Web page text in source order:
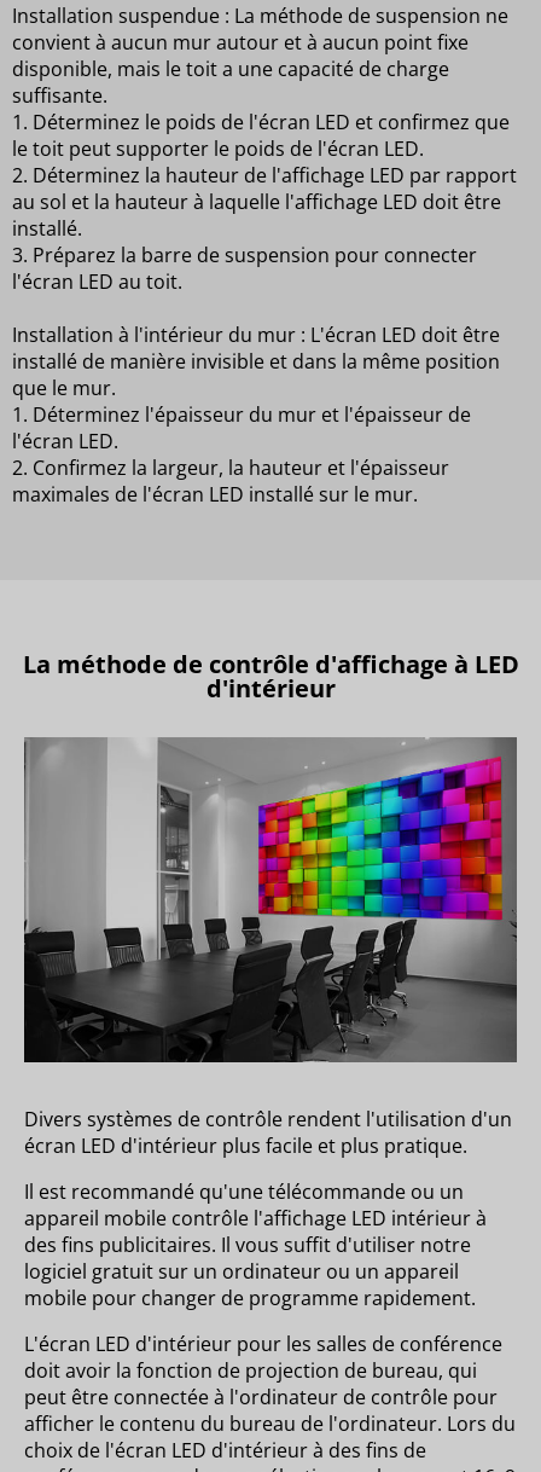
Installation suspendue : La méthode de suspension ne
convient à aucun mur autour et à aucun point fixe
disponible, mais le toit a une capacité de charge
suffisante.
1. Déterminez le poids de l'écran LED et confirmez que
le toit peut supporter le poids de l'écran LED.
2. Déterminez la hauteur de l'affichage LED par rapport
au sol et la hauteur à laquelle l'affichage LED doit être
installé.
3. Préparez la barre de suspension pour connecter
l'écran LED au toit.
Installation à l'intérieur du mur : L'écran LED doit être
installé de manière invisible et dans la même position
que le mur.
1. Déterminez l'épaisseur du mur et l'épaisseur de
l'écran LED.
2. Confirmez la largeur, la hauteur et l'épaisseur
maximales de l'écran LED installé sur le mur.
La méthode de contrôle d'affichage à LED
d'intérieur
Divers systèmes de contrôle rendent l'utilisation d'un
écran LED d'intérieur plus facile et plus pratique.
Il est recommandé qu'une télécommande ou un
appareil mobile contrôle l'affichage LED intérieur à
des fins publicitaires. Il vous suffit d'utiliser notre
logiciel gratuit sur un ordinateur ou un appareil
mobile pour changer de programme rapidement.
L'écran LED d'intérieur pour les salles de conférence
doit avoir la fonction de projection de bureau, qui
peut être connectée à l'ordinateur de contrôle pour
afficher le contenu du bureau de l'ordinateur. Lors du
choix de l'écran LED d'intérieur à des fins de